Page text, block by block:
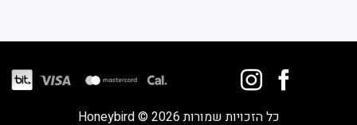
כל הזכויות שמורות 2026 © Honeybird